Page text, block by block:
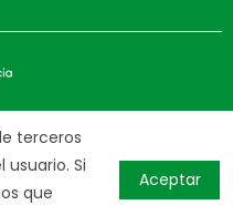
terceros
Si
que
Aceptar